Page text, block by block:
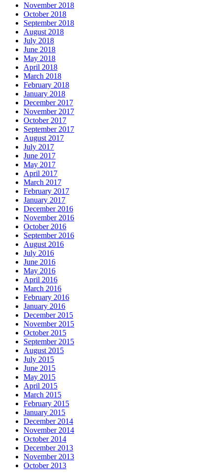
November 2018
October 2018
September 2018
August 2018
July 2018
June 2018
May 2018
April 2018
March 2018
February 2018
January 2018
December 2017
November 2017
October 2017
September 2017
August 2017
July 2017
June 2017
May 2017
April 2017
March 2017
February 2017
January 2017
December 2016
November 2016
October 2016
September 2016
August 2016
July 2016
June 2016
May 2016
April 2016
March 2016
February 2016
January 2016
December 2015
November 2015
October 2015
September 2015
August 2015
July 2015
June 2015
May 2015
April 2015
March 2015
February 2015
January 2015
December 2014
November 2014
October 2014
December 2013
November 2013
October 2013